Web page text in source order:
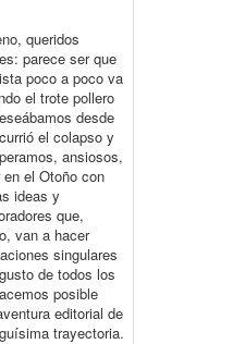
queridos
parece ser que
poco a poco va
el trote pollero
desde
el colapso y
ansiosos,
en el Otoño con
ideas y
que,
van a hacer
singulares
de todos los
posible
editorial de
trayectoria.